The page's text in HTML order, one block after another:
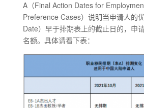
A（Final Action Dates for
Preference Cases）说明当申请人的
Date）早于排期表上的截止日的，申
名额。具体请看下表：